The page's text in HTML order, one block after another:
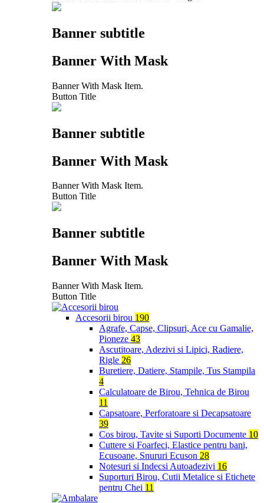
Banner subtitle
Banner With Mask
Banner With Mask Item.
Button Title
Banner subtitle
Banner With Mask
Banner With Mask Item.
Button Title
Banner subtitle
Banner With Mask
Banner With Mask Item.
Button Title
Accesorii birou 190
Agrafe, Capse, Clipsuri, Ace cu Gamalie,
Pioneze 43
Ascutitoare, Adezivi si Lipici, Radiere,
Rigle 26
Buretiere, Datiere, Stampile, Tus Stampila
4
Calculatoare de Birou, Tehnica de Birou
11
Capsatoare, Perforatoare si Decapsatoare
39
Cos birou, Tavite si Suporti Documente 10
Cuttere si Foarfeci, Elastice pentru bani,
Ecusoane, Snururi Ecuson 28
Notesuri si Indecsi Autoadezivi 16
Suporturi Birou, Cutii Metalice si Etichete
pentru Chei 11